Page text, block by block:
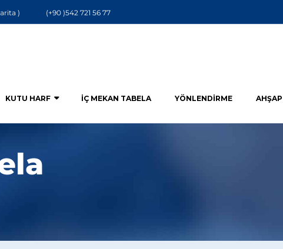
) (+90 )542 721 56 77
KUTU HARF İÇ MEKAN TABELA YÖNLENDIRME